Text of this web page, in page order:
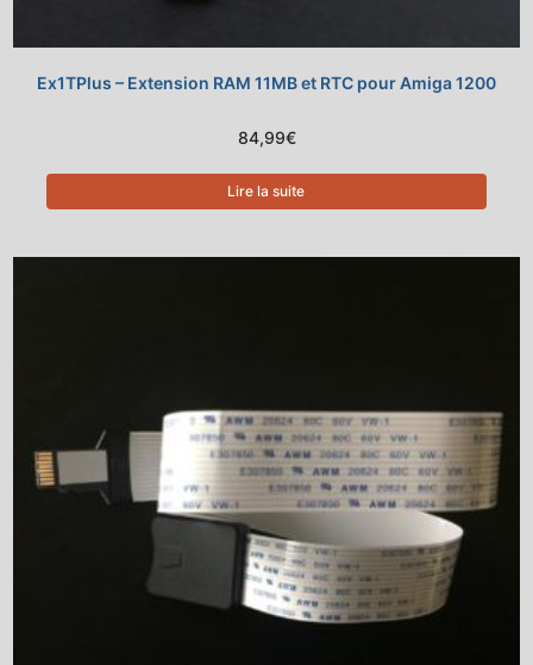
Ex1TPlus – Extension RAM 11MB et RTC pour Amiga 1200
84,99€
Lire la suite